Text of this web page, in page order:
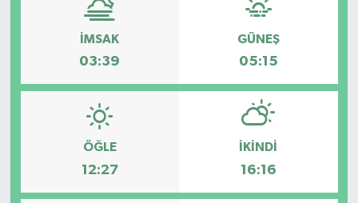
İMSAK
03:39
GÜNEŞ
05:15
ÖĞLE
12:27
İKINDI
16:16